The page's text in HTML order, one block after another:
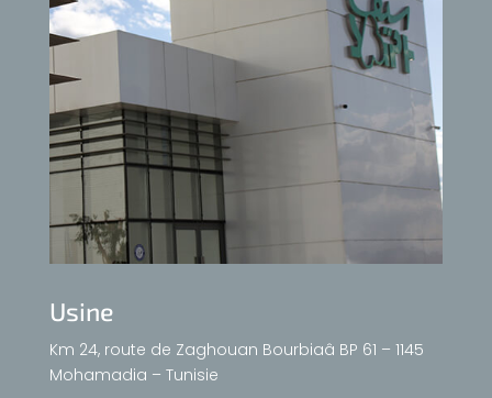
Usine
Km 24, route de Zaghouan Bourbiaâ BP 61 – 1145
Mohamadia – Tunisie